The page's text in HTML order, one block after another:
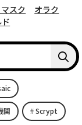
スク
オラク
関 Scrypt